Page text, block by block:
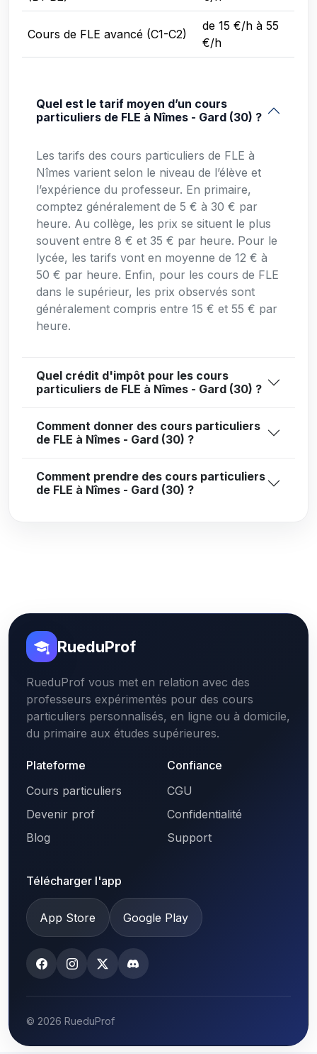
Cours de FLE avancé (C1-C2)
de 15 €/h à 55
€/h
Quel est le tarif moyen d’un cours
particuliers de FLE à Nîmes - Gard (30) ?
Les tarifs des cours particuliers de FLE à
Nîmes varient selon le niveau de l’élève et
l’expérience du professeur. En primaire,
comptez généralement de 5 € à 30 € par
heure. Au collège, les prix se situent le plus
souvent entre 8 € et 35 € par heure. Pour le
lycée, les tarifs vont en moyenne de 12 € à
50 € par heure. Enfin, pour les cours de FLE
dans le supérieur, les prix observés sont
généralement compris entre 15 € et 55 € par
heure.
Quel crédit d'impôt pour les cours
particuliers de FLE à Nîmes - Gard (30) ?
Comment donner des cours particuliers
de FLE à Nîmes - Gard (30) ?
Comment prendre des cours particuliers
de FLE à Nîmes - Gard (30) ?
RueduProf
RueduProf vous met en relation avec des
professeurs expérimentés pour des cours
particuliers personnalisés, en ligne ou à domicile,
du primaire aux études supérieures.
Plateforme
Cours particuliers
Devenir prof
Blog
Confiance
CGU
Confidentialité
Support
Télécharger l'app
App Store Google Play
© 2026 RueduProf